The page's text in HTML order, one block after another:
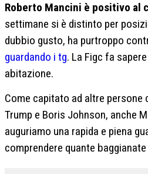
Roberto Mancini è positivo al
settimane si è distinto per
dubbio gusto, ha purtroppo
guardando i tg. La Figc fa
abitazione.
Come capitato ad altre
Trump e Boris Johnson, anche
auguriamo una rapida e piena
comprendere quante